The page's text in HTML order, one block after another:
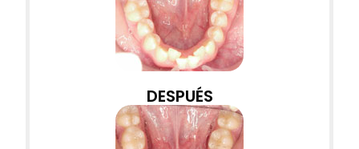
DESPUÉS